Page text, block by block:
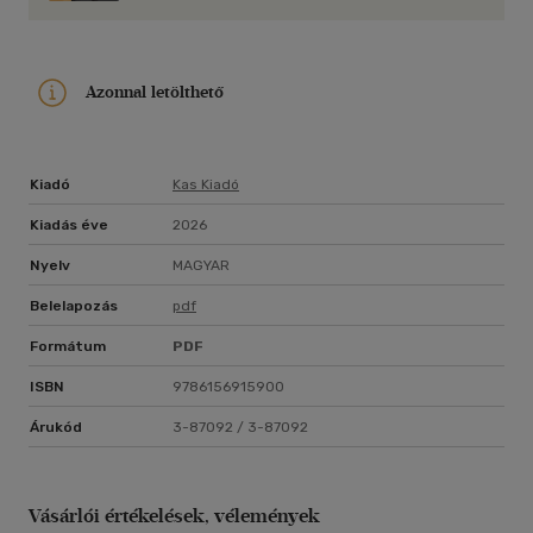
értelmiségi gondolkodás mélysége, és az a ritka jelenség,
Azonnal letölthető
Kiadó Kas Kiadó
Kiadás éve 2026
Nyelv MAGYAR
Belelapozás pdf
Formátum PDF
ISBN 9786156915900
Árukód 3-87092 / 3-87092
Vásárlói értékelések, vélemények